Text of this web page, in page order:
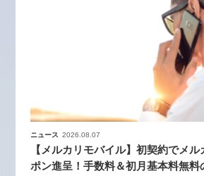
ニュース 2026.08.07
【メルカリモバイル】初契約でメ
ポン進呈！手数料＆初月基本料無料